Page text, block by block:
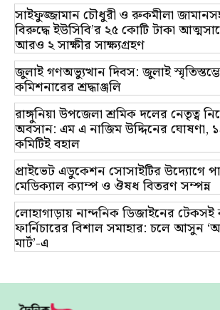
সাইফুজ্জামান চৌধুরী ও রুকমীলা
বিরুদ্ধে ইউসিবি’র ২৫ কোটি টাকা
আরও ২ সাক্ষীর সাক্ষ্যগ্রহণ
জুলাই গণঅভ্যুত্থান দিবস: জুলাই
কমিশনারের শ্রদ্ধাঞ্জলি
রাঙ্গুনিয়া উপজেলা শ্রমিক দলের নেতৃত্ব
অবসান: এম এ নাজিম উদ্দিনের ঘোষণা,
কমিটিই বহাল
প্রাইভেট এডুকেশন সোসাইটির উদ্যোগে
মেডিক্যাল ক্যাম্প ও ঔষধ বিতরণ সম্পন্ন
লোহাগাড়ায় নান্দনিক ডিজাইনের টেকসই
ফার্নিচারের বিশাল সমাহার: চলে আসুন
মার্ট’-এ